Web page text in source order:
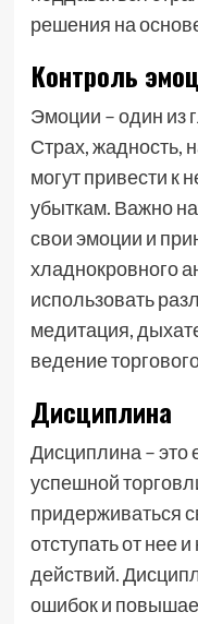
решения на
Контроль
Эмоции – один из
Страх, жадность,
могут привести к
убыткам. Важно
свои эмоции и
хладнокровного
использовать
медитация,
ведение
Дисциплина
Дисциплина – это
успешной
придерживаться
отступать от нее
действий.
ошибок и